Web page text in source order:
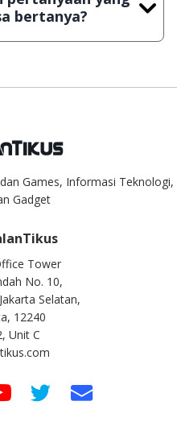
kuota sebesar ribuan
dalam waktu yang
bertanya?
setiap pertanyaan yang
Games, Informasi Teknologi,
Gadget
Tower
No. 10,
Selatan,
12240
Unit C